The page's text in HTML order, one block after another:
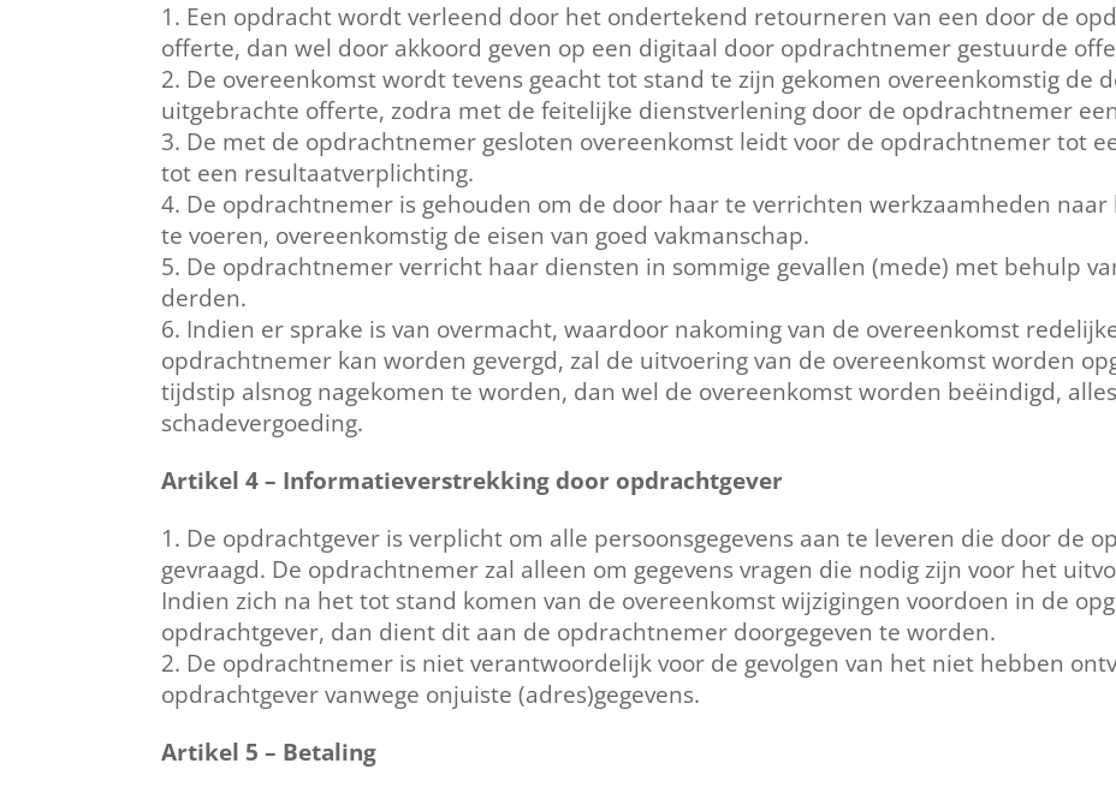
Een opdracht wordt verleend door het ondertekend retourneren van een door de
offerte, dan wel door akkoord geven op een digitaal door opdrachtnemer gestuurde
De overeenkomst wordt tevens geacht tot stand te zijn gekomen overeenkomstig de
uitgebrachte offerte, zodra met de feitelijke dienstverlening door de opdrachtnemer
De met de opdrachtnemer gesloten overeenkomst leidt voor de opdrachtnemer tot
tot een resultaatverplichting.
De opdrachtnemer is gehouden om de door haar te verrichten werkzaamheden
te voeren, overeenkomstig de eisen van goed vakmanschap.
De opdrachtnemer verricht haar diensten in sommige gevallen (mede) met behulp
derden.
Indien er sprake is van overmacht, waardoor nakoming van de overeenkomst
opdrachtnemer kan worden gevergd, zal de uitvoering van de overeenkomst worden
tijdstip alsnog nagekomen te worden, dan wel de overeenkomst worden beëindigd,
schadevergoeding.
Artikel 4 – Informatieverstrekking door opdrachtgever
De opdrachtgever is verplicht om alle persoonsgegevens aan te leveren die door de
gevraagd. De opdrachtnemer zal alleen om gegevens vragen die nodig zijn voor het
Indien zich na het tot stand komen van de overeenkomst wijzigingen voordoen in de
opdrachtgever, dan dient dit aan de opdrachtnemer doorgegeven te worden.
De opdrachtnemer is niet verantwoordelijk voor de gevolgen van het niet hebben
opdrachtgever vanwege onjuiste (adres)gegevens.
Artikel 5 – Betaling